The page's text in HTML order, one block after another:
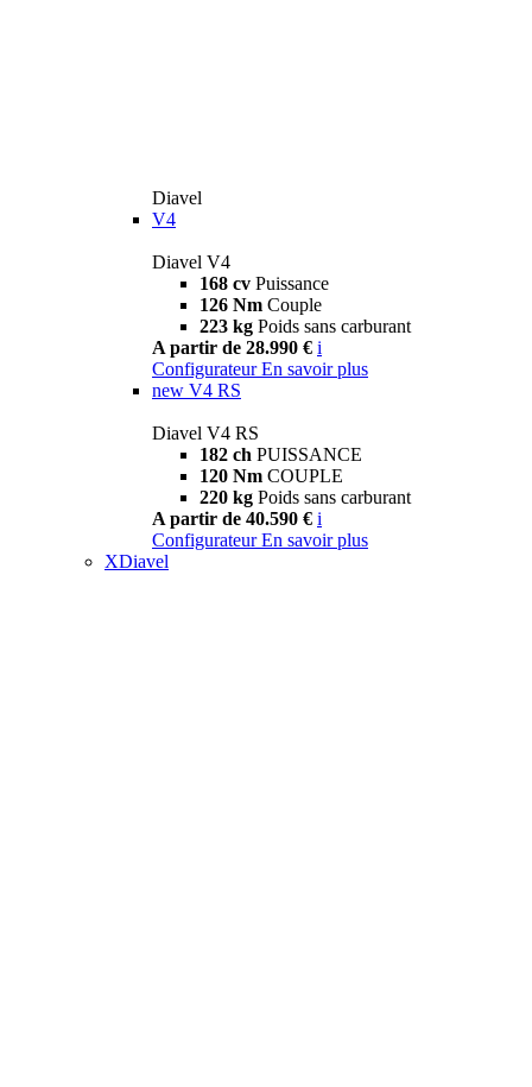
Diavel
V4
Diavel V4
168 cv Puissance
126 Nm Couple
223 kg Poids sans carburant
A partir de 28.990 € i
Configurateur En savoir plus
new V4 RS
Diavel V4 RS
182 ch PUISSANCE
120 Nm COUPLE
220 kg Poids sans carburant
A partir de 40.590 € i
Configurateur En savoir plus
XDiavel